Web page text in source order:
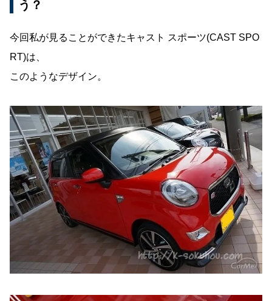
う？
今回私が見ることができたキャスト スポーツ(CAST SPO
RT)は、
このようなデザイン。